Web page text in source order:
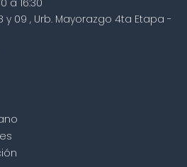
y 09 , Urb. Mayorazgo 4ta Etapa -